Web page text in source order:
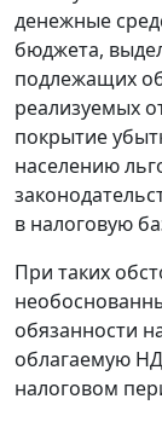
денежные
бюджета,
подлежащих
реализуемых
покрытие
населению
в налоговую
При таких
обязанности
облагаемую
налоговом